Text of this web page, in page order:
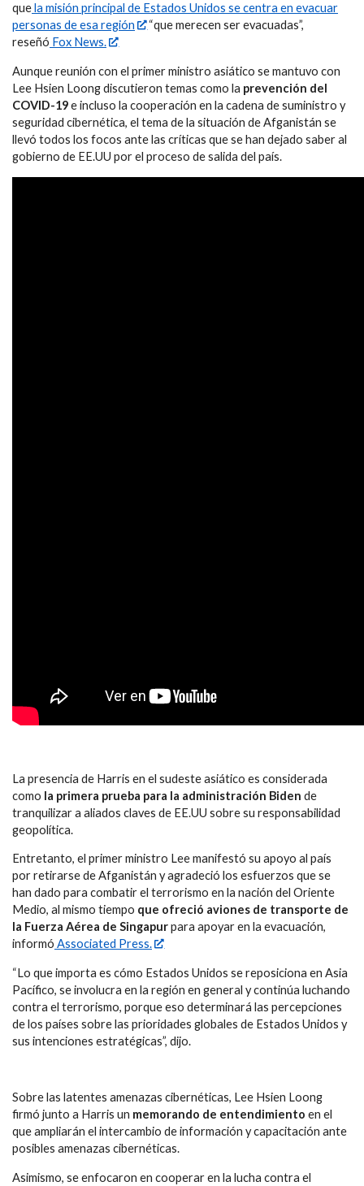
que la misión principal de Estados Unidos se centra en evacuar
personas de esa región
“que merecen ser evacuadas”,
reseñó Fox News.
Aunque reunión con el primer ministro asiático se mantuvo con
Lee Hsien Loong discutieron temas como la prevención del
COVID-19e incluso la cooperación en la cadena de suministro y
seguridad cibernética, el tema de la situación de Afganistán se
llevó todos los focos ante las críticas que se han dejado saber al
gobierno de EE.UU por el proceso de salida del país.
La presencia de Harris en el sudeste asiático es considerada
como la primera prueba para la administración Biden de
tranquilizar a aliados claves de EE.UU sobre su responsabilidad
geopolítica.
Entretanto, el primer ministro Lee manifestó su apoyo al país
por retirarse de Afganistán y agradeció los esfuerzos que se
han dado para combatir el terrorismo en la nación del Oriente
Medio, al mismo tiempo que ofreció aviones de transporte de
la Fuerza Aérea de Singapurpara apoyar en la evacuación,
informó Associated Press.
“Lo que importa es cómo Estados Unidos se reposiciona en Asia
Pacífico, se involucra en la región en general y continúa luchando
contra el terrorismo, porque eso determinará las percepciones
de los países sobre las prioridades globales de Estados Unidos y
sus intenciones estratégicas”, dijo.
Sobre las latentes amenazas cibernéticas, Lee Hsien Loong
firmó junto a Harris un memorando de entendimiento en el
que ampliarán el intercambio de información y capacitación ante
posibles amenazas cibernéticas.
Asimismo, se enfocaron en cooperar en la lucha contra el